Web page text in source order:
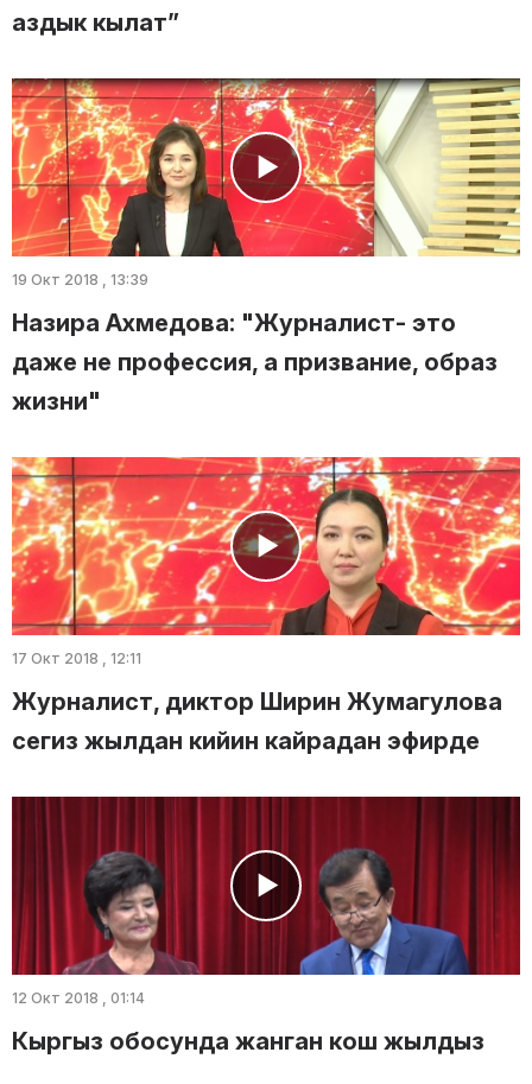
аздык кылат”
19 Окт 2018 , 13:39
Назира Ахмедова: "Журналист- это
даже не профессия, а призвание, образ
жизни"
17 Окт 2018 , 12:11
Журналист, диктор Ширин Жумагулова
сегиз жылдан кийин кайрадан эфирде
12 Окт 2018 , 01:14
Кыргыз обосунда жанган кош жылдыз